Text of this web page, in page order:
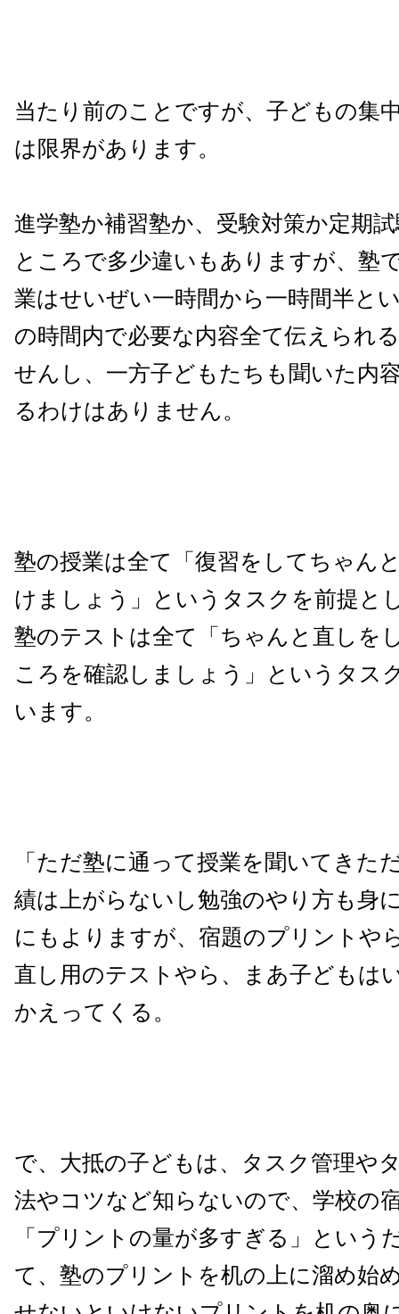
当たり前のことですが、子どもの集
は限界があります。
進学塾か補習塾か、受験対策か定期
ところで多少違いもありますが、塾
業はせいぜい一時間から一時間半と
の時間内で必要な内容全て伝えられ
せんし、一方子どもたちも聞いた内
るわけはありません。
塾の授業は全て「復習をしてちゃん
けましょう」というタスクを前提と
塾のテストは全て「ちゃんと直しを
ころを確認しましょう」というタス
います。
「ただ塾に通って授業を聞いてきた
績は上がらないし勉強のやり方も身
にもよりますが、宿題のプリントや
直し用のテストやら、まあ子どもは
かえってくる。
で、大抵の子どもは、タスク管理や
法やコツなど知らないので、学校の
「プリントの量が多すぎる」という
て、塾のプリントを机の上に溜め始